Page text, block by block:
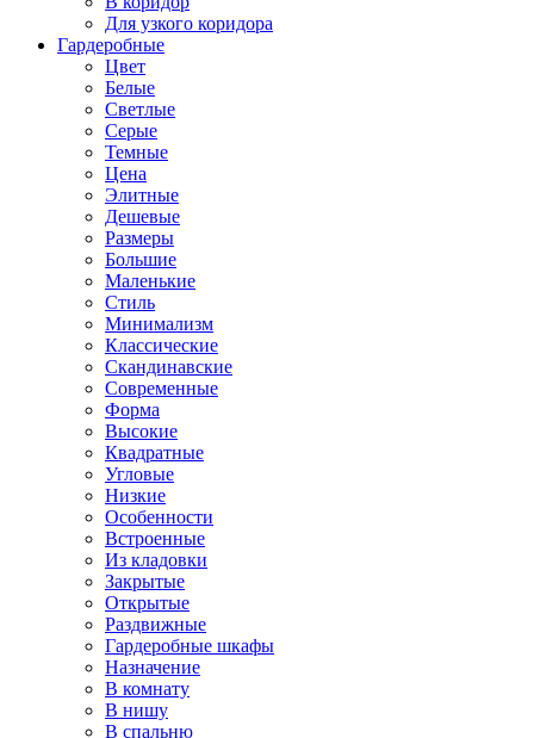
Для узкого коридора
Гардеробные
Цвет
Белые
Светлые
Серые
Темные
Цена
Элитные
Дешевые
Размеры
Большие
Маленькие
Стиль
Минимализм
Классические
Скандинавские
Современные
Форма
Высокие
Квадратные
Угловые
Низкие
Особенности
Встроенные
Из кладовки
Закрытые
Открытые
Раздвижные
Гардеробные шкафы
Назначение
В комнату
В нишу
В спальню